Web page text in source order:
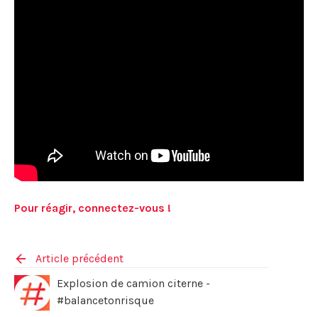
Pour réagir, connectez-vous !
Article précédent
Explosion de camion citerne -
#balancetonrisque